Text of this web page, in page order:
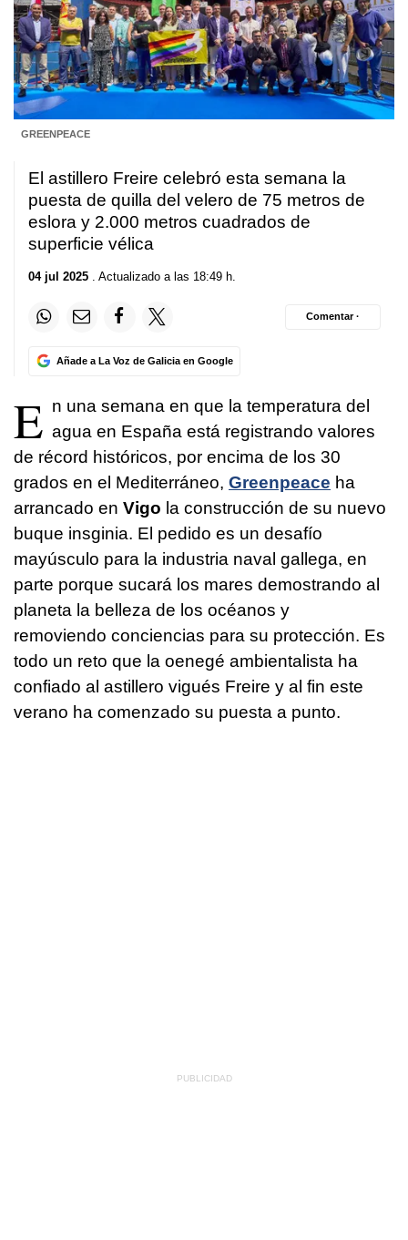
GREENPEACE
El astillero Freire celebró esta semana la
puesta de quilla del velero de 75 metros de
eslora y 2.000 metros cuadrados de
superficie vélica
04 jul 2025 . Actualizado a las 18:49 h.
Añade a La Voz de Galicia en Google
Comentar ·
E n una semana en que la temperatura del
agua en España está registrando valores
de récord históricos, por encima de los 30
grados en el Mediterráneo, Greenpeace ha
arrancado en Vigo la construcción de su nuevo
buque insginia. El pedido es un desafío
mayúsculo para la industria naval gallega, en
parte porque sucará los mares demostrando al
planeta la belleza de los océanos y
removiendo conciencias para su protección. Es
todo un reto que la oenegé ambientalista ha
confiado al astillero vigués Freire y al fin este
verano ha comenzado su puesta a punto.